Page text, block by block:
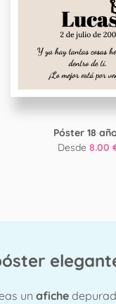
Póster 18
Desde 8.00
un afiche